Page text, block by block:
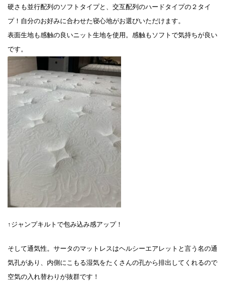
硬さも並行配列のソフトタイプと、交互配列のハードタイプの２タイ
プ！自分のお好みに合わせた寝心地がお選びいただけます。
表面生地も感触の良いニット生地を使用。感触もソフトで気持ちが良い
です。
↑ジャンプキルトで包み込み感アップ！
そして通気性。サータのマットレスはヘルシーエアレットと言う名の通
気孔があり、内側にこもる湿気をたくさんの孔から排出してくれるので
空気の入れ替わりが抜群です！